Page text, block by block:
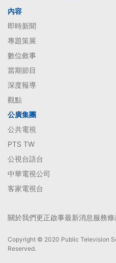
內容
即時新聞
專題策展
數位敘事
當期節目
深度報導
觀點
公廣集團
公共電視
PTS TW
公視台語台
中華電視公司
客家電視台
關於我們更正啟事最新消息服務條
Copyright © 2020 Public Television
Reserved.